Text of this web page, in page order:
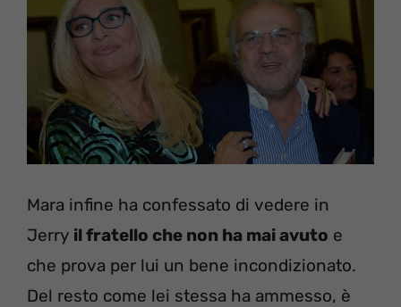
Mara infine ha confessato di vedere in
Jerry il fratello che non ha mai avuto e
che prova per lui un bene incondizionato.
Del resto come lei stessa ha ammesso, è